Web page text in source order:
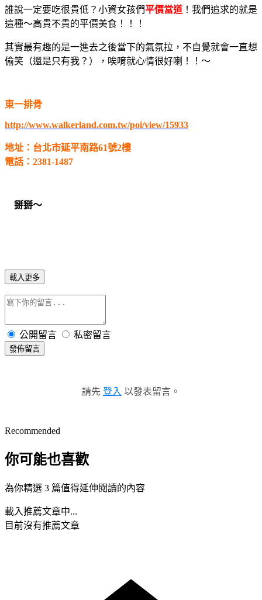
誰說一定要吃很貴低？小資女孩們平價當道 ！我們追求的就是
這種～高貴不貴的平價美食！！！
其實最有趣的是一進去之後當下的氣氛拉，不自覺就會一直想
偷笑（還是只有我？），唉唷就心情很好喇！！～
東一排骨
http://www.walkerland.com.tw/poi/view/15933
地址：台北市延平南路61號2樓
電話：2381-1487
掰掰～
載入更多
公開留言 私密留言
發佈留言
請先 登入 以發表留言。
Recommended
你可能也喜歡
為你精選 3 篇值得延伸閱讀的內容
載入推薦文章中...
目前沒有推薦文章